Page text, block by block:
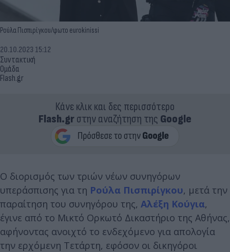
Ρούλα Πισπιρίγκου/φωτο eurokinissi
Συντακτική
Ομάδα
Flash.gr
20.10.2023 15:12
Κάνε κλικ και δες περισσότερο
Flash.grστην αναζήτηση της Google
O διορισμός των τριών νέων συνηγόρων
υπεράσπισης για τη Ρούλα Πισπιρίγκου, μετά την
παραίτηση του συνηγόρου της, Αλέξη Κούγια,
έγινε από το Μικτό Ορκωτό Δικαστήριο της Αθήνας,
αφήνοντας ανοιχτό το ενδεχόμενο για απολογία
την ερχόμενη Τετάρτη, εφόσον οι δικηγόροι